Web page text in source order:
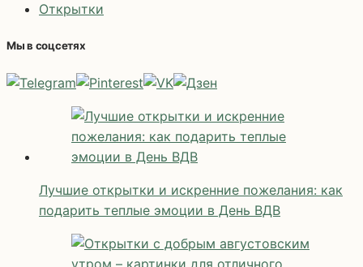
Открытки
Мы в соцсетях
Лучшие открытки и искренние пожелания: как
подарить теплые эмоции в День ВДВ